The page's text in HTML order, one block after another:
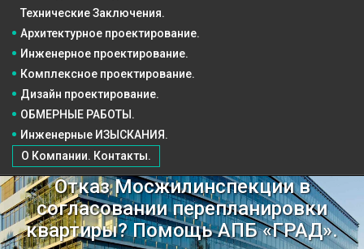
ОБМЕРНЫЕ РАБОТЫ.
Инженерные ИЗЫСКАНИЯ.
О Компании. Контакты.
Технические Заключения.
Архитектурное проектирование.
Инженерное проектирование.
Комплексное проектирование.
Дизайн проектирование.
Отказ Мосжилинспекции в
согласовании перепланировки
квартиры? Помощь АПБ «ГРАД».